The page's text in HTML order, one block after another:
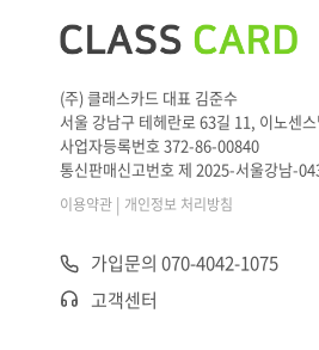
(주) 클래스카드 대표 김준수
서울 강남구 테헤란로 63길 11, 이노센
사업자등록번호 372-86-00840
통신판매신고번호 제 2025-서울강남-
이용약관 | 개인정보 처리방침
가입문의 070-4042-1075
고객센터